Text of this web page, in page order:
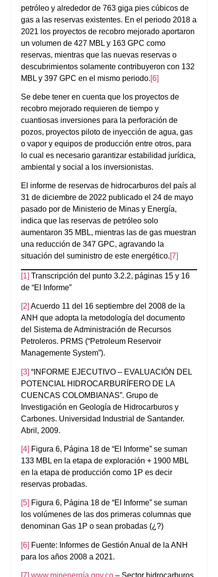
petróleo y alrededor de 763 giga pies cúbicos de
gas a las reservas existentes. En el periodo 2018 a
2021 los proyectos de recobro mejorado aportaron
un volumen de 427 MBL y 163 GPC como
reservas, mientras que las nuevas reservas o
descubrimientos solamente contribuyeron con 132
MBL y 397 GPC en el mismo periodo.[6]
Se debe tener en cuenta que los proyectos de
recobro mejorado requieren de tiempo y
cuantiosas inversiones para la perforación de
pozos, proyectos piloto de inyección de agua, gas
o vapor y equipos de producción entre otros, para
lo cual es necesario garantizar estabilidad jurídica,
ambiental y social a los inversionistas.
El informe de reservas de hidrocarburos del país al
31 de diciembre de 2022 publicado el 24 de mayo
pasado por de Ministerio de Minas y Energía,
indica que las reservas de petróleo solo
aumentaron 35 MBL, mientras las de gas muestran
una reducción de 347 GPC, agravando la
situación del suministro de este energético. [7]
[1] Transcripción del punto 3.2.2, páginas 15 y 16
de “El Informe”
[2] Acuerdo 11 del 16 septiembre del 2008 de la
ANH que adopta la metodología del documento
del Sistema de Administración de Recursos
Petroleros. PRMS (“Petroleum Reservoir
Managemente System”).
[3] “INFORME EJECUTIVO – EVALUACIÓN DEL
POTENCIAL HIDROCARBURÍFERO DE LA
CUENCAS COLOMBIANAS”. Grupo de
Investigación en Geología de Hidrocarburos y
Carbones. Universidad Industrial de Santander.
Abril, 2009.
[4] Figura 6, Página 18 de “El Informe” se suman
133 MBL en la etapa de exploración + 1900 MBL
en la etapa de producción como 1P es decir
reservas probadas.
[5] Figura 6, Página 18 de “El Informe” se suman
los volúmenes de las dos primeras columnas que
denominan Gas 1P o sean probadas (¿?)
[6] Fuente: Informes de Gestión Anual de la ANH
para los años 2008 a 2021.